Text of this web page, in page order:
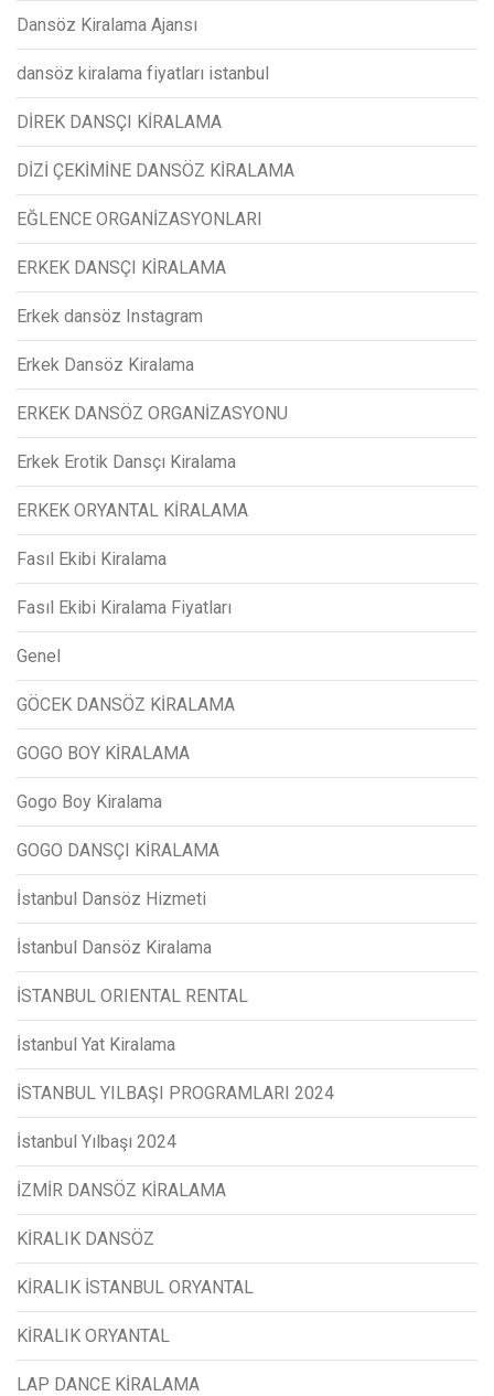
Dansöz Kiralama Ajansı
dansöz kiralama fiyatları istanbul
DİREK DANSÇI KİRALAMA
DİZİ ÇEKİMİNE DANSÖZ KİRALAMA
EĞLENCE ORGANİZASYONLARI
ERKEK DANSÇI KİRALAMA
Erkek dansöz Instagram
Erkek Dansöz Kiralama
ERKEK DANSÖZ ORGANİZASYONU
Erkek Erotik Dansçı Kiralama
ERKEK ORYANTAL KİRALAMA
Fasıl Ekibi Kiralama
Fasıl Ekibi Kiralama Fiyatları
Genel
GÖCEK DANSÖZ KİRALAMA
GOGO BOY KİRALAMA
Gogo Boy Kiralama
GOGO DANSÇI KİRALAMA
İstanbul Dansöz Hizmeti
İstanbul Dansöz Kiralama
İSTANBUL ORIENTAL RENTAL
İstanbul Yat Kiralama
İSTANBUL YILBAŞI PROGRAMLARI 2024
İstanbul Yılbaşı 2024
İZMİR DANSÖZ KİRALAMA
KİRALIK DANSÖZ
KİRALIK İSTANBUL ORYANTAL
KİRALIK ORYANTAL
LAP DANCE KİRALAMA